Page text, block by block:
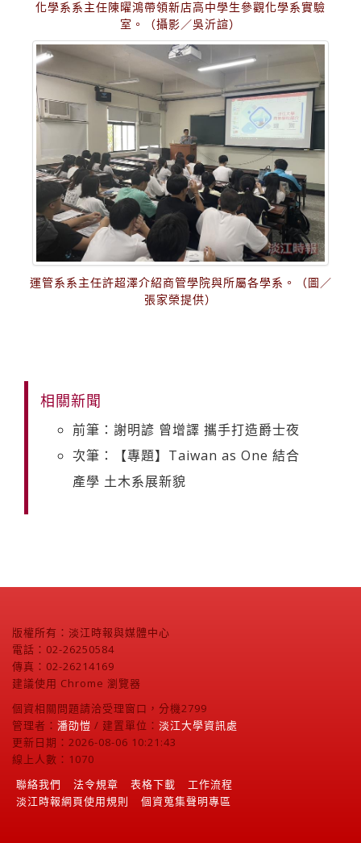
化學系系主任陳曜鴻帶領新店高中學生參觀化學系實驗
室。（攝影／吳沂諠）
運管系系主任許超澤介紹商管學院與所屬各學系。（圖／
張家榮提供）
相關新聞
前筆：謝明諺 曾增譯 攜手打造爵士夜
次筆：【專題】Taiwan as One 結合
產學 土木系展新貌
版權所有：淡江時報與媒體中心
電話：02-26250584
傳真：02-26214169
建議使用 Chrome 瀏覽器
個資相關問題請洽受理窗口，分機2799
管理者： 潘劭愷 / 建置單位： 淡江大學資訊處
更新日期：2026-08-06 10:21:43
線上人數：1070
聯絡我們
法令規章 表格下載
工作流程
淡江時報網頁使用規則
個資蒐集聲明專區